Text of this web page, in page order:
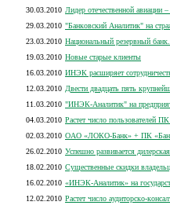
30.03.2010 Лидер отечественной авиации
29.03.2010 "Банковский Аналитик" на
23.03.2010 Национальный резервный
19.03.2010 Новые старые клиенты
16.03.2010 ИНЭК расширяет
12.03.2010 Двести двадцать пять
11.03.2010 "ИНЭК-Аналитик" на
04.03.2010 Растет число пользователей
02.03.2010 ОАО «ЛОКО-Банк» + ПК
26.02.2010 Успешно развивается
18.02.2010 Существенные скидки
16.02.2010 «ИНЭК-Аналитик» на
12.02.2010 Растет число аудиторско-